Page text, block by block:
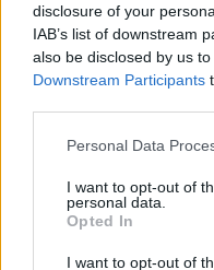
disclosure of your
IAB’s list of downstream
also be disclosed by us
Downstream Participants
Please note that this
not limited to your visit or
grant or deny consent to
use your data for below
consent section.
Personal Data
I want to opt-out of
personal data.
Opted In
I want to opt-out of
Zac Efron és
éves